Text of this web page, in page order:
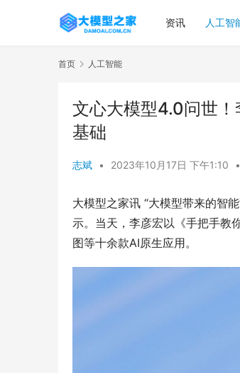
资讯 人工智
首页 人工智能
文心大模型4.0问世
基础
志斌 • 2023年10月17日 下午1:10 •
大模型之家讯 “大模型带来的智
示。当天，李彦宏以《手把手教
图等十余款AI原生应用。